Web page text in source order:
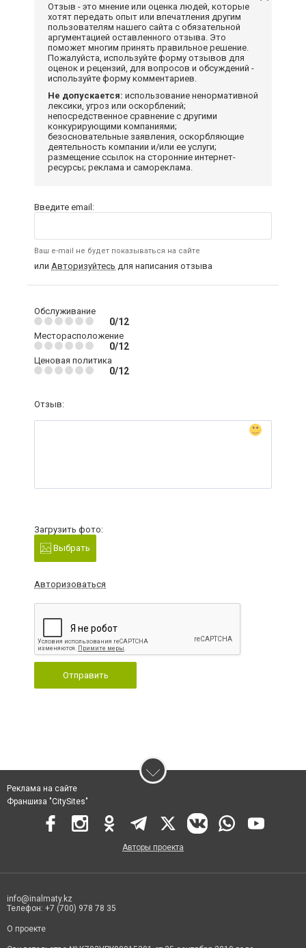
Отзыв - это мнение или оценка людей, которые
хотят передать опыт или впечатления другим
пользователям нашего сайта с обязательной
аргументацией оставленного отзыва. Это
поможет многим принять правильное решение.
Пожалуйста, используйте форму отзывов для
оценок и рецензий, для вопросов и обсуждений -
используйте форму комментариев.
Не допускается: использование ненормативной
лексики, угроз или оскорблений;
непосредственное сравнение с другими
конкурирующими компаниями;
безосновательные заявления, оскорбляющие
деятельность компании и/или ее услуги;
размещение ссылок на сторонние интернет-
ресурсы; реклама и самореклама.
Введите email:
Ваш e-mail не будет показываться на сайте
или Авторизуйтесь для написания отзыва
Обслуживание
0/12
Месторасположение
0/12
Ценовая политика
0/12
Отзыв:
Загрузить фото:
Выбрать
Авторизоваться
Отправить
Реклама на сайте
Франшиза "CitySites"
Авторы проекта
info@inalmaty.kz
Телефон: +7 (700) 978 78 35
О проекте